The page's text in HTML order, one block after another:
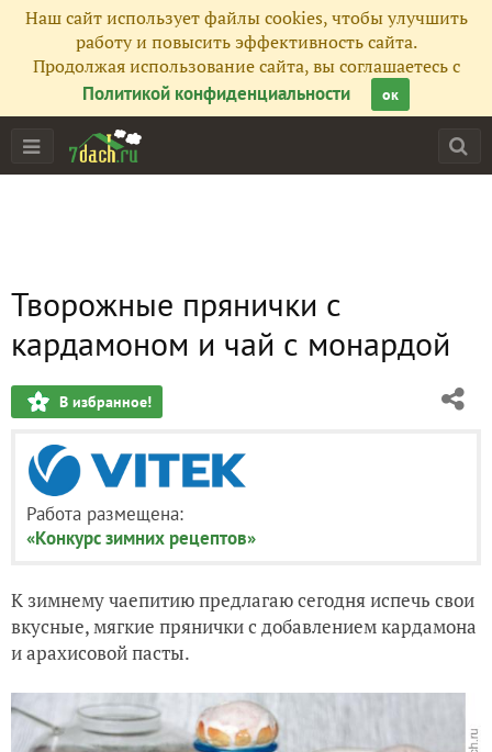
Наш сайт использует файлы cookies, чтобы улучшить
работу и повысить эффективность сайта.
Продолжая использование сайта, вы соглашаетесь с
Политикой конфиденциальности
ок
Творожные прянички с
кардамоном и чай с монардой
В избранное!
Работа размещена:
«Конкурс зимних рецептов»
К зимнему чаепитию предлагаю сегодня испечь свои
вкусные, мягкие прянички с добавлением кардамона
и арахисовой пасты.